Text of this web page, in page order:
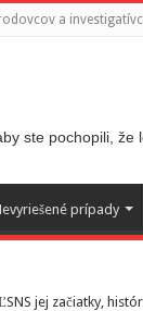
a
ste pochopili,
prípady
jej začiatky,